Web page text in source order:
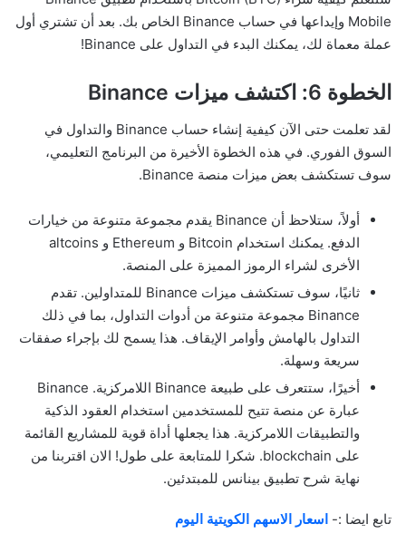
Mobile وإيداعها في حساب Binance الخاص بك. بعد أن تشتري أول
عملة معماة لك، يمكنك البدء في التداول على Binance!
الخطوة 6: اكتشف ميزات Binance
لقد تعلمت حتى الآن كيفية إنشاء حساب Binance والتداول في
السوق الفوري. في هذه الخطوة الأخيرة من البرنامج التعليمي،
سوف تستكشف بعض ميزات منصة Binance.
أولاً، ستلاحظ أن Binance يقدم مجموعة متنوعة من خيارات
الدفع. يمكنك استخدام Bitcoin و Ethereum و altcoins
الأخرى لشراء الرموز المميزة على المنصة.
ثانيًا، سوف تستكشف ميزات Binance للمتداولين. تقدم
Binance مجموعة متنوعة من أدوات التداول، بما في ذلك
التداول بالهامش وأوامر الإيقاف. هذا يسمح لك بإجراء صفقات
سريعة وسهلة.
أخيرًا، ستتعرف على طبيعة Binance اللامركزية. Binance
عبارة عن منصة تتيح للمستخدمين استخدام العقود الذكية
والتطبيقات اللامركزية. هذا يجعلها أداة قوية للمشاريع القائمة
على blockchain. شكرا للمتابعة على طول! الان اقتربنا من
نهاية شرح تطبيق بينانس للمبتدئين.
تابع ايضا :- اسعار الاسهم الكويتية اليوم